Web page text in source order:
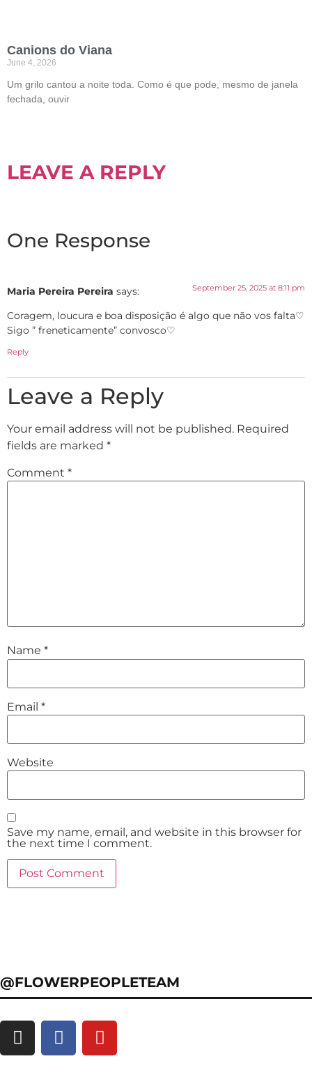
Canions do Viana
June 4, 2026
Um grilo cantou a noite toda. Como é que pode, mesmo de janela
fechada, ouvir
LEAVE A REPLY
One Response
Maria Pereira Pereira says: September 25, 2025 at 8:11 pm
Coragem, loucura e boa disposição é algo que não vos falta♡
Sigo ” freneticamente” convosco♡
Reply
Leave a Reply
Your email address will not be published. Required
fields are marked *
Comment *
Name *
Email *
Website
Save my name, email, and website in this browser for
the next time I comment.
@FLOWERPEOPLETEAM